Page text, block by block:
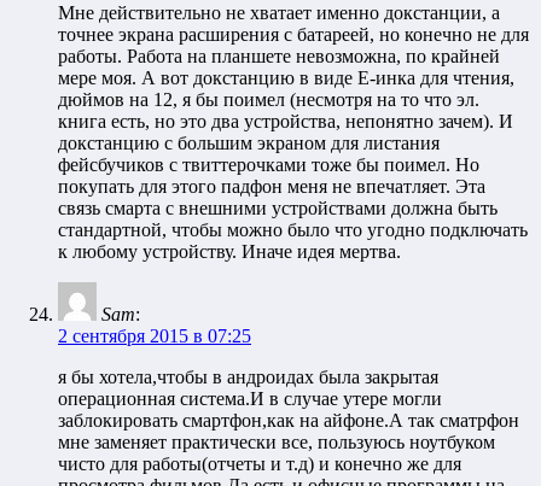
Мне действительно не хватает именно докстанции, а
точнее экрана расширения с батареей, но конечно не для
работы. Работа на планшете невозможна, по крайней
мере моя. А вот докстанцию в виде Е-инка для чтения,
дюймов на 12, я бы поимел (несмотря на то что эл.
книга есть, но это два устройства, непонятно зачем). И
докстанцию с большим экраном для листания
фейсбучиков с твиттерочками тоже бы поимел. Но
покупать для этого падфон меня не впечатляет. Эта
связь смарта с внешними устройствами должна быть
стандартной, чтобы можно было что угодно подключать
к любому устройству. Иначе идея мертва.
Sam:
2 сентября 2015 в 07:25
я бы хотела,чтобы в андроидах была закрытая
операционная система.И в случае утере могли
заблокировать смартфон,как на айфоне.А так сматрфон
мне заменяет практически все, пользуюсь ноутбуком
чисто для работы(отчеты и т.д) и конечно же для